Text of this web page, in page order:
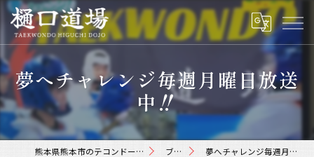
夢へチャレンジ毎週月曜日放送
中‼️
熊本県熊本市のテコンドーなら樋口道場 ブログ 夢へチャレンジ毎週月曜日放送中‼️